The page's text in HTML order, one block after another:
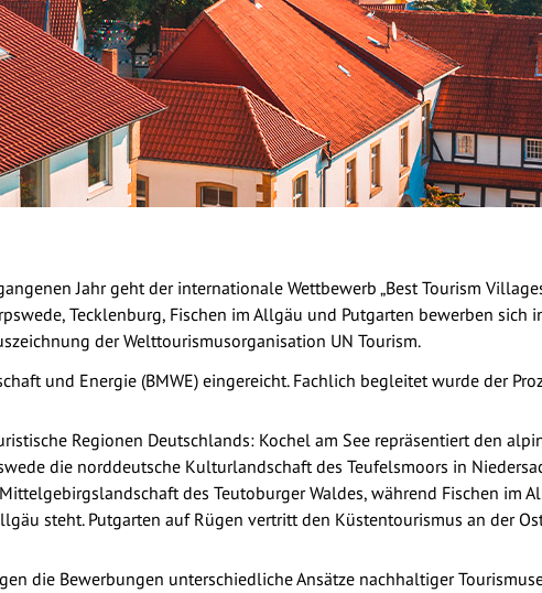
Jahr geht der internationale Wettbewerb „Best Tourism
Tecklenburg, Fischen im Allgäu und Putgarten bewerben sich
der Welttourismusorganisation UN Tourism.
und Energie (BMWE) eingereicht. Fachlich begleitet wurde der
Regionen Deutschlands: Kochel am See repräsentiert den
die norddeutsche Kulturlandschaft des Teufelsmoors in
des Teutoburger Waldes, während Fischen im
steht. Putgarten auf Rügen vertritt den Küstentourismus an der
die Bewerbungen unterschiedliche Ansätze nachhaltiger